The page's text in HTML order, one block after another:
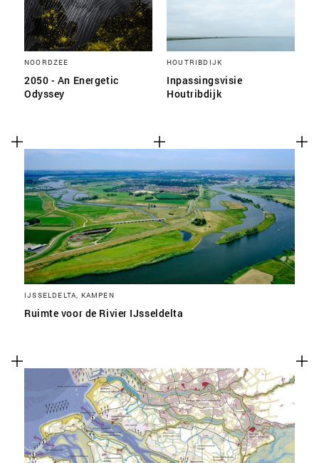
NOORDZEE
2050 - An Energetic
Odyssey
HOUTRIBDIJK
Inpassingsvisie
Houtribdijk
IJSSELDELTA, KAMPEN
Ruimte voor de Rivier IJsseldelta